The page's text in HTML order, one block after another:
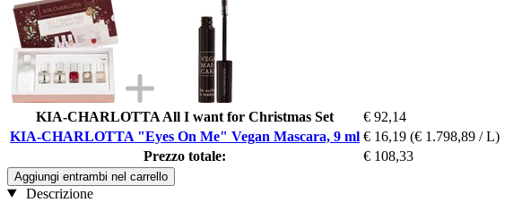
KIA-CHARLOTTA All I want for Christmas Set
€ 92,14
KIA-CHARLOTTA "Eyes On Me" Vegan Mascara, 9 ml € 16,19 (€ 1.798,89 / L)
Prezzo totale:
€ 108,33
Aggiungi entrambi nel carrello
Descrizione